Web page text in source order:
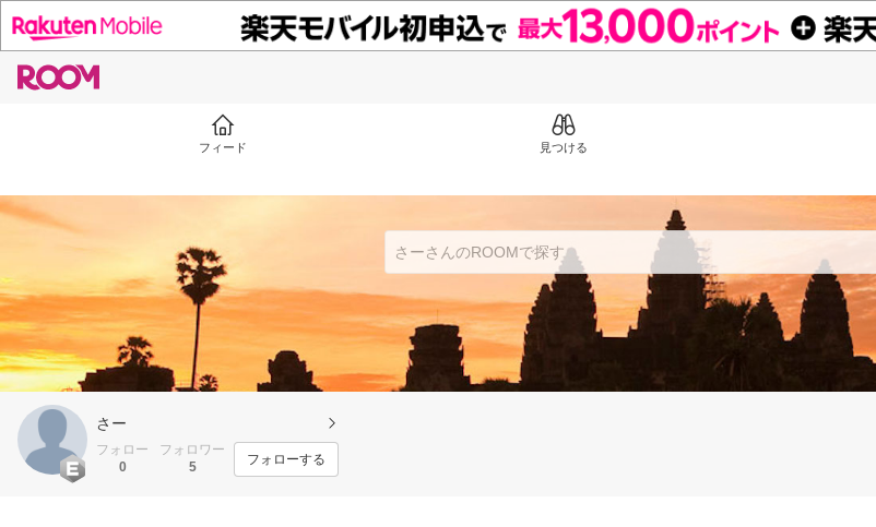
フィード 見つける
さー
フォロー
0
フォロワー
5
フォローする